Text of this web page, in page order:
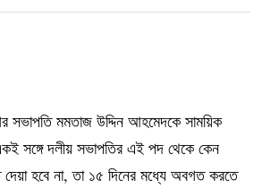
সভাপতি মমতাজ উদ্দিন আহমেদকে সাময়িক
সঙ্গে দলীয় সভাপতির এই পদ থেকে কেন
দেয়া হবে না, তা ১৫ দিনের মধ্যে অবগত করতে